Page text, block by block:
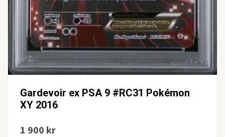
Gardevoir ex PSA 9 #RC31 Pokémon
XY 2016
1 900 kr